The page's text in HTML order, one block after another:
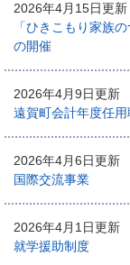
2026年4月15日更新
「ひきこもり家族
の開催
2026年4月9日更新
遠賀町会計年度任用
2026年4月6日更新
国際交流事業
2026年4月1日更新
就学援助制度